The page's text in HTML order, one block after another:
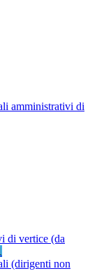
amministrativi di
di vertice (da
(dirigenti non